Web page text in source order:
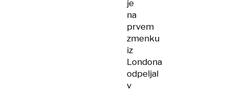
je
na
prvem
zmenku
iz
Londona
odpeljal
v